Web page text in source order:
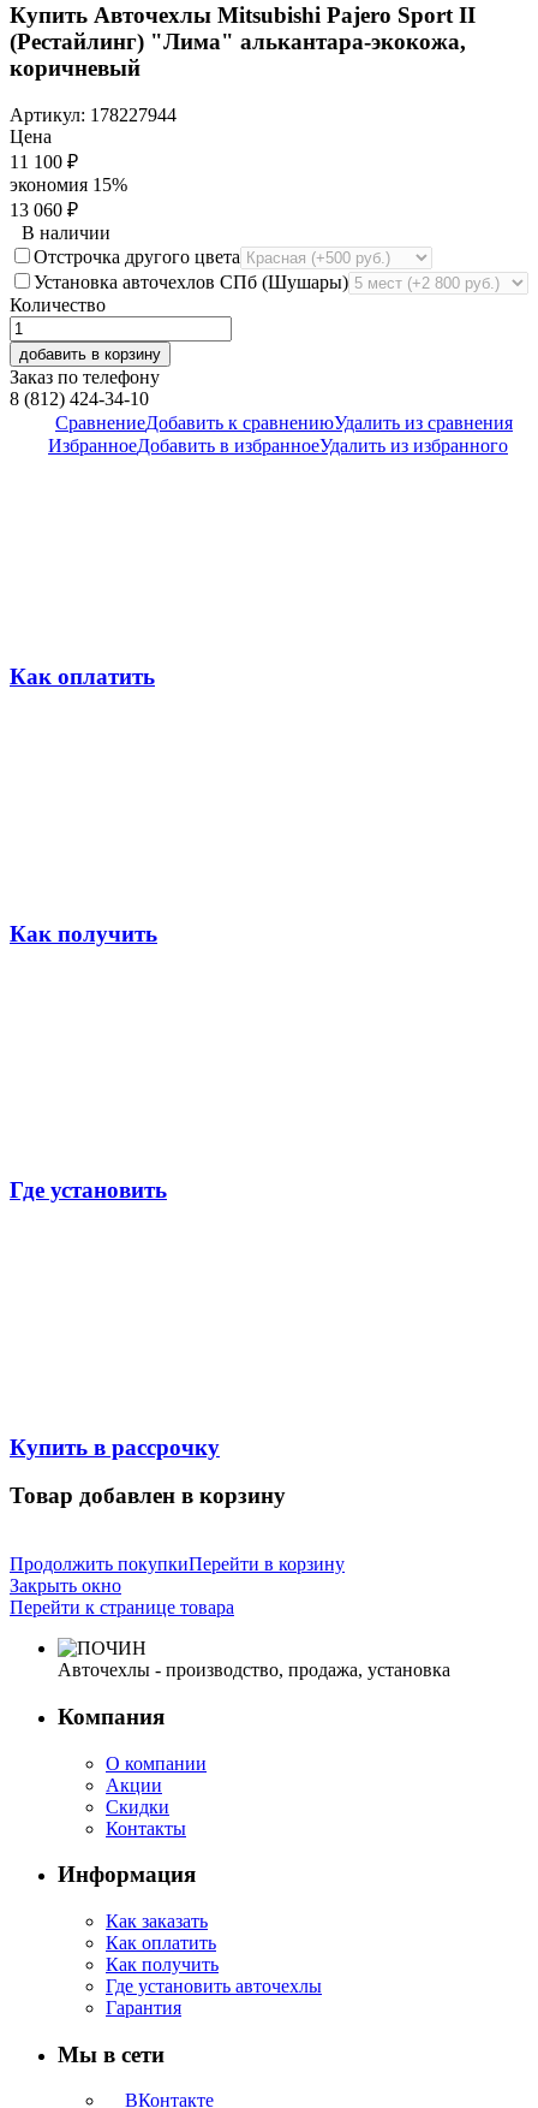
Купить Авточехлы Mitsubishi Pajero Sport II
(Рестайлинг) "Лима" алькантара-экокожа,
коричневый
Артикул: 178227944
Цена
11 100 ₽
экономия 15%
13 060 ₽
В наличии
Отстрочка другого цвета
Установка авточехлов СПб (Шушары)
Количество
добавить в корзину
Заказ по телефону
8 (812) 424-34-10
СравнениеДобавить к сравнениюУдалить из сравнения
ИзбранноеДобавить в избранноеУдалить из избранного
Как оплатить
Как получить
Где установить
Купить в рассрочку
Товар добавлен в корзину
Продолжить покупкиПерейти в корзину
Закрыть окно
Перейти к странице товара
Авточехлы - производство, продажа, установка
Компания
О компании
Акции
Скидки
Контакты
Информация
Как заказать
Как оплатить
Как получить
Где установить авточехлы
Гарантия
Мы в сети
ВКонтакте